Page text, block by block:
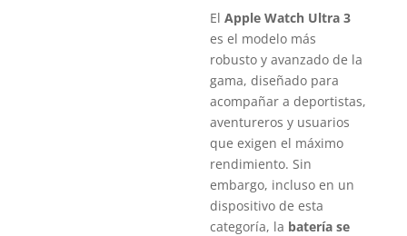
ElApple Watch Ultra 3
es el modelo más
robusto y avanzado de la
gama, diseñado para
acompañar a deportistas,
aventureros y usuarios
que exigen el máximo
rendimiento. Sin
embargo, incluso en un
dispositivo de esta
categoría, la batería se